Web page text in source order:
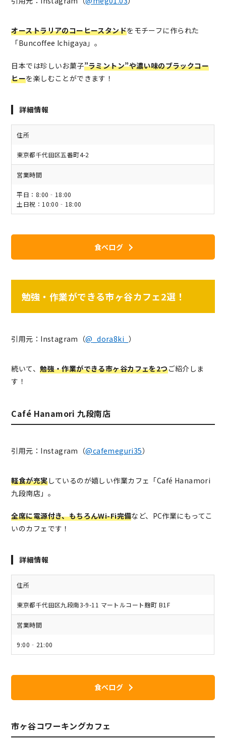
オーストラリアのコーヒースタンドをモチーフに作られた
「Buncoffee Ichigaya」。
日本では珍しいお菓子”ラミントン”や濃い味のブラックコー
ヒーを楽しむことができます！
詳細情報
住所
東京都千代田区五番町4-2
営業時間
平日：8:00‐18:00
土日祝：10:00‐18:00
食べログ
勉強・作業ができる市ヶ谷カフェ2選！
引用元：Instagram（@_dora8ki_ ）
続いて、勉強・作業ができる市ヶ谷カフェを2つご紹介しま
す！
Café Hanamori 九段南店
引用元：Instagram（@cafemeguri35）
軽食が充実しているのが嬉しい作業カフェ「Café Hanamori
九段南店」。
全席に電源付き、もちろんWi-Fi完備など、PC作業にもってこ
いのカフェです！
詳細情報
住所
東京都千代田区九段南3-9-11 マートルコート麹町 B1F
営業時間
9:00‐21:00
食べログ
市ヶ谷コワーキングカフェ